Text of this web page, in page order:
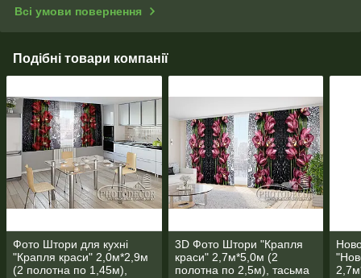
Всі умови повернення
Подібні товари компанії
Фото Штори для кухні
"Крапля краси" 2,0м*2,9м
(2 полотна по 1,45м),
3D Фото Штори "Крапля
краси" 2,7м*5,0м (2
полотна по 2,5м), тасьма